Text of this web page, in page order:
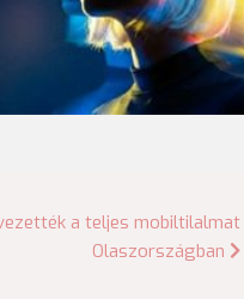
a teljes mobiltilalmat
Olaszországban